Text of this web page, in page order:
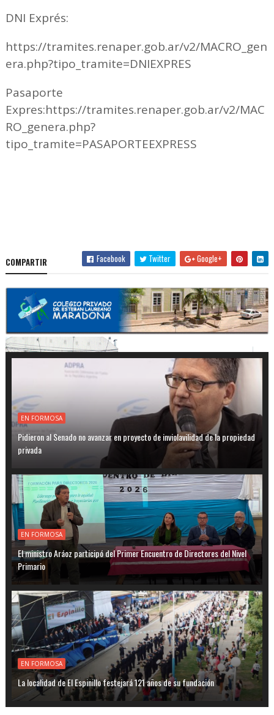
DNI Exprés:
https://tramites.renaper.gob.ar/v2/MACRO_gen
era.php?tipo_tramite=DNIEXPRES
Pasaporte
Expres:https://tramites.renaper.gob.ar/v2/MAC
RO_genera.php?
tipo_tramite=PASAPORTEEXPRESS
COMPARTIR Facebook Twitter Google+
EN FORMOSA
Pidieron al Senado no avanzar en proyecto de inviolavilidad de la propiedad
privada
EN FORMOSA
El ministro Aráoz participó del Primer Encuentro de Directores del Nivel
Primario
EN FORMOSA
La localidad de El Espinillo festejará 121 años de su fundación